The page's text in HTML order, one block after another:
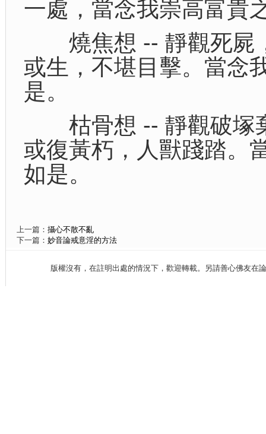
一處，當念我崇高富貴
燒焦想 -- 靜觀死屍
或生，不堪目擊。當念
是。
枯骨想 -- 靜觀破塚
或復黃朽，人獸踐踏。
如是。
上一篇： 攝心不散不亂
下一篇： 妙音論戒意淫的方法
版權沒有，在註明出處的情況下，歡迎轉載。另請善心佛友在